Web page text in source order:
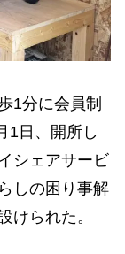
1分に会員制
1日、開所し
シェアサービ
しの困り事解
けられた。